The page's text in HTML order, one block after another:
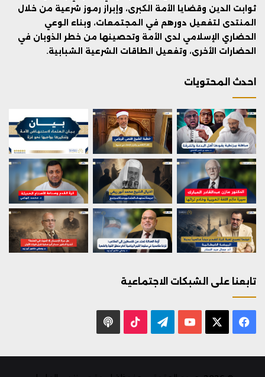
ثوابت الدين وقضايا الأمة الكبرى، وإبراز رموز شرعية من خلال
المنتدى لتفعيل دورهم في المجتمعات، وبناء الوعي
الحضاري الإسلامي لدى الأمة وتحصينها من خطر الذوبان في
الحضارات الأخرى، وتفعيل الطاقات الشرعية الشبابية.
احدث المحتويات
تابعنا على الشبكات الاجتماعية
فيسبوك يوتيوب تيلقرام ‫TikTok